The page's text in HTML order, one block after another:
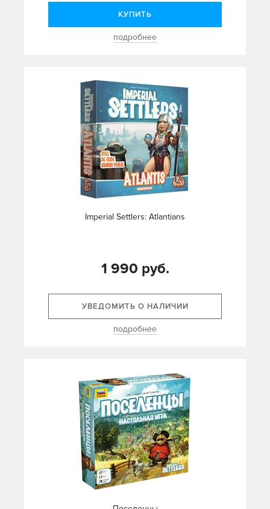
КУПИТЬ
подробнее
Imperial Settlers: Atlantians
1 990 руб.
УВЕДОМИТЬ О НАЛИЧИИ
подробнее